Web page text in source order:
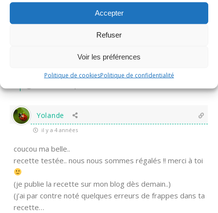
Accepter
Refuser
Voir les préférences
Politique de cookiesPolitique de confidentialité
Nadine Administrateur
C’est carrément gourmand si on aime le fromage et les
Yolande
il y a 4 années
coucou ma belle..
recette testée.. nous nous sommes régalés !! merci à toi
(je publie la recette sur mon blog dès demain..)
(j’ai par contre noté quelques erreurs de frappes dans ta
recette…